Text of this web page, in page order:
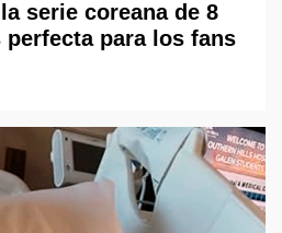
serie coreana de 8
para los fans